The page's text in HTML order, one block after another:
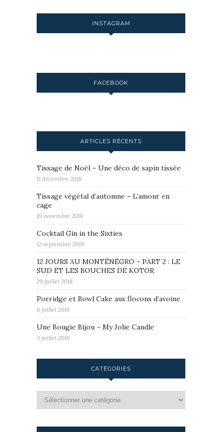
INSTAGRAM
FACEBOOK
ARTICLES RÉCENTS
Tissage de Noël – Une déco de sapin tissée
11 décembre 2018
Tissage végétal d’automne – L’amour en
cage
19 novembre 2018
Cocktail Gin in the Sixties
12 septembre 2018
12 JOURS AU MONTÉNÉGRO – PART 2 : LE
SUD ET LES BOUCHES DE KOTOR
29 juillet 2018
Porridge et Bowl Cake aux flocons d’avoine
8 juillet 2018
Une Bougie Bijou – My Jolie Candle
3 juillet 2018
CATÉGORIES